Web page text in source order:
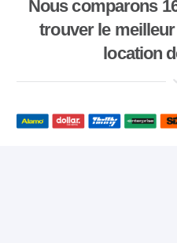
Nous comparons
trouver le
location